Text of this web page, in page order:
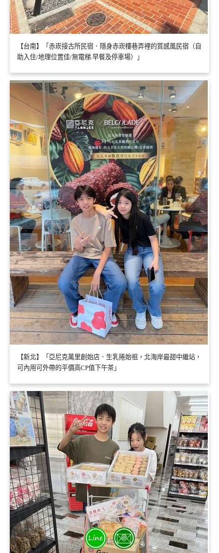
【台南】「赤崁接古所民宿．隱身赤崁樓巷弄裡的質感風民宿（自
助入住/地理位置佳/無電梯.早餐及停車場）」
【新北】「亞尼克萬里創始店．生乳捲始祖，北海岸最甜中繼站，
可內用可外帶的平價高CP值下午茶」